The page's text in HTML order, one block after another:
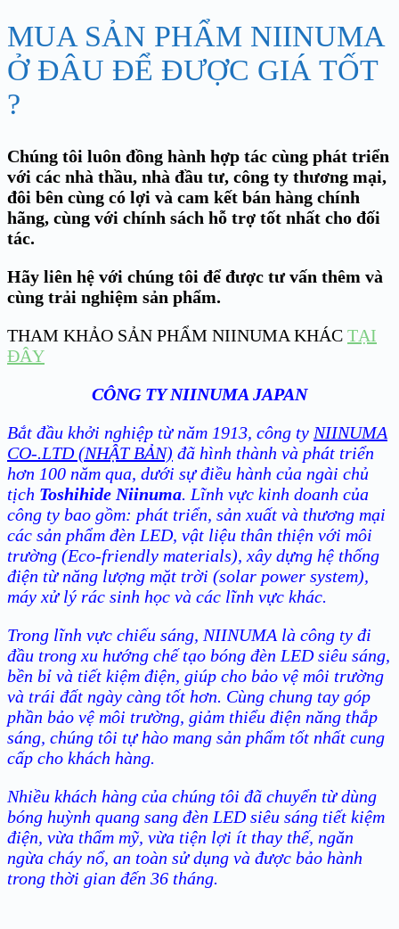
MUA SẢN PHẨM NIINUMA
Ở ĐÂU ĐỂ ĐƯỢC GIÁ TỐT
?
Chúng tôi luôn đồng hành hợp tác cùng phát triển
với các nhà thầu, nhà đầu tư, công ty thương mại,
đôi bên cùng có lợi và cam kết bán hàng chính
hãng, cùng với chính sách hỗ trợ tốt nhất cho đối
tác.
Hãy liên hệ với chúng tôi để được tư vấn thêm và
cùng trải nghiệm sản phẩm.
THAM KHẢO SẢN PHẨM NIINUMA KHÁC TẠI
ĐÂY
CÔNG TY NIINUMA JAPAN
Bắt đầu khởi nghiệp từ năm 1913, công ty NIINUMA
CO-.LTD (NHẬT BẢN) đã hình thành và phát triển
hơn 100 năm qua, dưới sự điều hành của ngài chủ
tịch Toshihide Niinuma. Lĩnh vực kinh doanh của
công ty bao gồm: phát triển, sản xuất và thương mại
các sản phẩm đèn LED, vật liệu thân thiện với môi
trường (Eco-friendly materials), xây dựng hệ thống
điện từ năng lượng mặt trời (solar power system),
máy xử lý rác sinh học và các lĩnh vực khác.
Trong lĩnh vực chiếu sáng, NIINUMA là công ty đi
đầu trong xu hướng chế tạo bóng đèn LED siêu sáng,
bền bỉ và tiết kiệm điện, giúp cho bảo vệ môi trường
và trái đất ngày càng tốt hơn. Cùng chung tay góp
phần bảo vệ môi trường, giảm thiểu điện năng thắp
sáng, chúng tôi tự hào mang sản phẩm tốt nhất cung
cấp cho khách hàng.
Nhiều khách hàng của chúng tôi đã chuyển từ dùng
bóng huỳnh quang sang đèn LED siêu sáng tiết kiệm
điện, vừa thẩm mỹ, vừa tiện lợi ít thay thế, ngăn
ngừa cháy nổ, an toàn sử dụng và được bảo hành
trong thời gian đến 36 tháng.